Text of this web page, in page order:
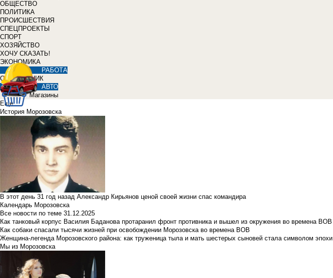
ОБЩЕСТВО
ПОЛИТИКА
ПРОИСШЕСТВИЯ
СПЕЦПРОЕКТЫ
СПОРТ
ХОЗЯЙСТВО
ХОЧУ СКАЗАТЬ!
ЭКОНОМИКА
РАБОТА
СПРАВОЧНИК
АВТО
Магазины
Еще
История Морозовска
В этот день 31 год назад Александр Кирьянов ценой своей жизни спас командира
Календарь Морозовска
Все новости по теме 31.12.2025
Как танковый корпус Василия Баданова протаранил фронт противника и вышел из окружения во времена ВОВ
Как собаки спасали тысячи жизней при освобождении Морозовска во времена ВОВ
Женщина-легенда Морозовского района: как труженица тыла и мать шестерых сыновей стала символом эпохи
Мы из Морозовска